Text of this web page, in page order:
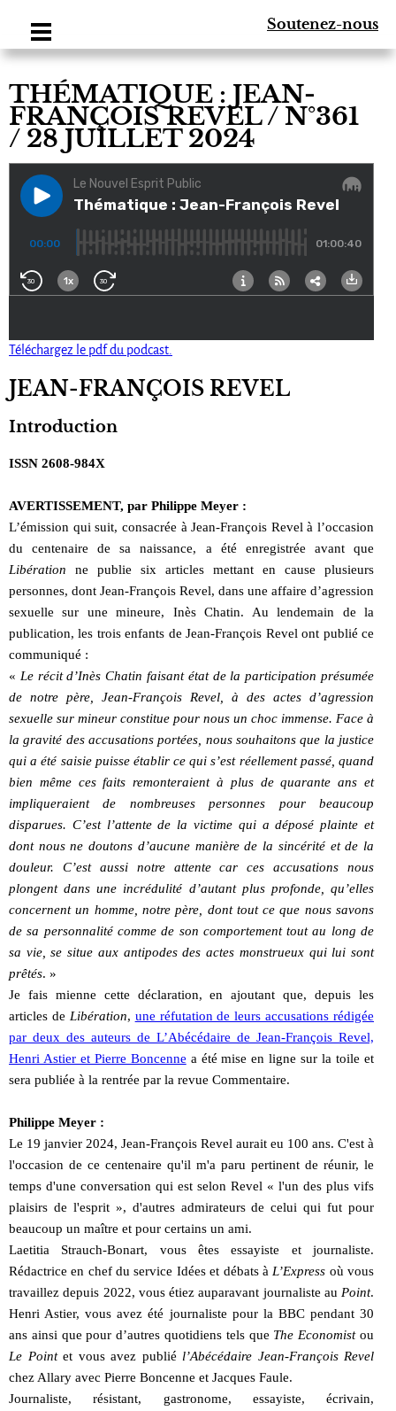
Soutenez-nous
THÉMATIQUE : JEAN-
FRANÇOIS REVEL / N°361
/ 28 JUILLET 2024
Téléchargez le pdf du podcast.
JEAN-FRANÇOIS REVEL
Introduction
ISSN 2608-984X
AVERTISSEMENT, par Philippe Meyer :
L’émission qui suit, consacrée à Jean-François Revel à l’occasion
du centenaire de sa naissance, a été enregistrée avant que
Libération ne publie six articles mettant en cause plusieurs
personnes, dont Jean-François Revel, dans une affaire d’agression
sexuelle sur une mineure, Inès Chatin. Au lendemain de la
publication, les trois enfants de Jean-François Revel ont publié ce
communiqué :
« Le récit d’Inès Chatin faisant état de la participation présumée
de notre père, Jean-François Revel, à des actes d’agression
sexuelle sur mineur constitue pour nous un choc immense. Face à
la gravité des accusations portées, nous souhaitons que la justice
qui a été saisie puisse établir ce qui s’est réellement passé, quand
bien même ces faits remonteraient à plus de quarante ans et
impliqueraient de nombreuses personnes pour beaucoup
disparues. C’est l’attente de la victime qui a déposé plainte et
dont nous ne doutons d’aucune manière de la sincérité et de la
douleur. C’est aussi notre attente car ces accusations nous
plongent dans une incrédulité d’autant plus profonde, qu’elles
concernent un homme, notre père, dont tout ce que nous savons
de sa personnalité comme de son comportement tout au long de
sa vie, se situe aux antipodes des actes monstrueux qui lui sont
prêtés. »
Je fais mienne cette déclaration, en ajoutant que, depuis les
articles de Libération, une réfutation de leurs accusations rédigée
par deux des auteurs de L’Abécédaire de Jean-François Revel,
Henri Astier et Pierre Boncenne a été mise en ligne sur la toile et
sera publiée à la rentrée par la revue Commentaire.
Philippe Meyer :
Le 19 janvier 2024, Jean-François Revel aurait eu 100 ans. C'est à
l'occasion de ce centenaire qu'il m'a paru pertinent de réunir, le
temps d'une conversation qui est selon Revel « l'un des plus vifs
plaisirs de l'esprit », d'autres admirateurs de celui qui fut pour
beaucoup un maître et pour certains un ami.
Laetitia Strauch-Bonart, vous êtes essayiste et journaliste.
Rédactrice en chef du service Idées et débats à L’Express où vous
travaillez depuis 2022, vous étiez auparavant journaliste au Point.
Henri Astier, vous avez été journaliste pour la BBC pendant 30
ans ainsi que pour d’autres quotidiens tels que The Economistou
Le Pointet vous avez publié l’Abécédaire Jean-François Revel
chez Allary avec Pierre Boncenne et Jacques Faule.
Journaliste, résistant, gastronome, essayiste, écrivain,